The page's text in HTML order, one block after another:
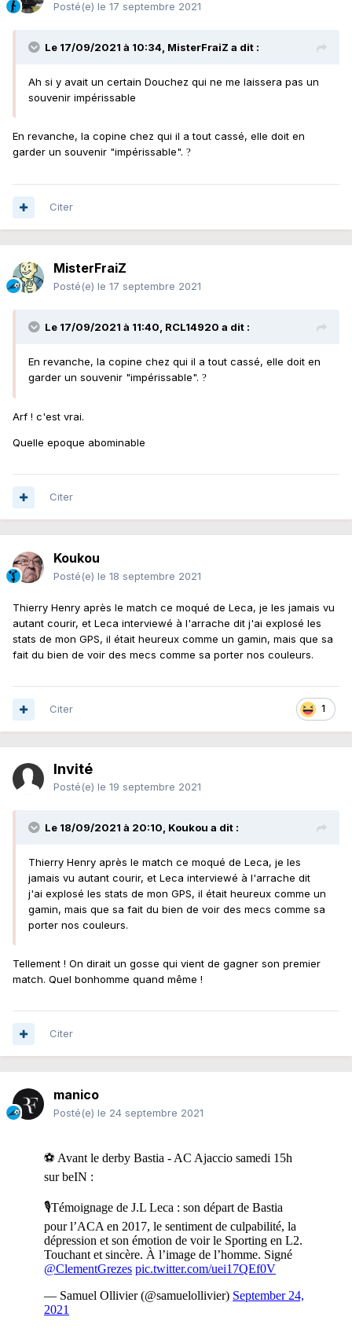
Posté(e) le 17 septembre 2021
Le 17/09/2021 à 10:34, MisterFraiZ a dit :
Ah si y avait un certain Douchez qui ne me laissera pas un
souvenir impérissable
En revanche, la copine chez qui il a tout cassé, elle doit en
garder un souvenir "impérissable". ?
Citer
MisterFraiZ
Posté(e) le 17 septembre 2021
Le 17/09/2021 à 11:40, RCL14920 a dit :
En revanche, la copine chez qui il a tout cassé, elle doit en
garder un souvenir "impérissable". ?
Arf ! c'est vrai.
Quelle epoque abominable
Citer
Koukou
Posté(e) le 18 septembre 2021
Thierry Henry après le match ce moqué de Leca, je les jamais vu
autant courir, et Leca interviewé à l'arrache dit j'ai explosé les
stats de mon GPS, il était heureux comme un gamin, mais que sa
fait du bien de voir des mecs comme sa porter nos couleurs.
1
Citer
Invité
Posté(e) le 19 septembre 2021
Le 18/09/2021 à 20:10, Koukou a dit :
Thierry Henry après le match ce moqué de Leca, je les
jamais vu autant courir, et Leca interviewé à l'arrache dit
j'ai explosé les stats de mon GPS, il était heureux comme un
gamin, mais que sa fait du bien de voir des mecs comme sa
porter nos couleurs.
Tellement ! On dirait un gosse qui vient de gagner son premier
match. Quel bonhomme quand même !
Citer
manico
Posté(e) le 24 septembre 2021